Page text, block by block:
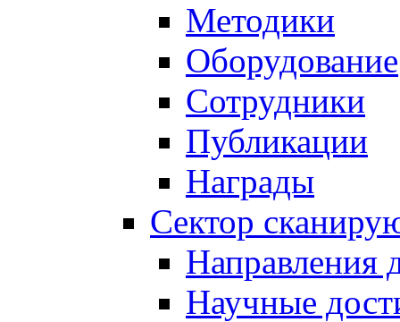
Методики
Оборудование
Сотрудники
Публикации
Награды
Сектор
Направления
Научные